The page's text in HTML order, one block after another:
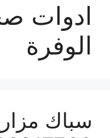
ادوات
الوفرة
سباك